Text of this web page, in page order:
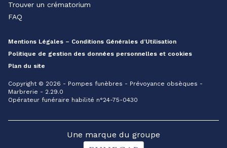
Trouver un crématorium
FAQ
Mentions Légales – Conditions Générales d’Utilisation
Politique de gestion des données personnelles et cookies
Plan du site
Copyright © 2026 - Pompes funèbres - Prévoyance obsèques -
Marbrerie - 2.29.0
Opérateur funéraire habilité n°24-75-0430
Une marque du groupe